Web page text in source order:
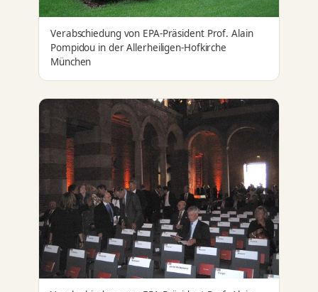
Verabschiedung von EPA-Präsident Prof. Alain
Pompidou in der Allerheiligen-Hofkirche
München